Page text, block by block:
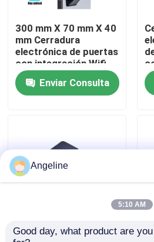
Sobre nosotros
Recorrido por la fábrica
Control de calidad
Casos de trabajo
Download
300 mm X 70 mm X 40
mm Cerradura
electrónica de puertas
con integración Wifi
de red adecuada para
soluciones de
seguridad
Enviar Consulta
PMS Fidelio Sistema
Angeline
5:10 AM
Good day, what product are